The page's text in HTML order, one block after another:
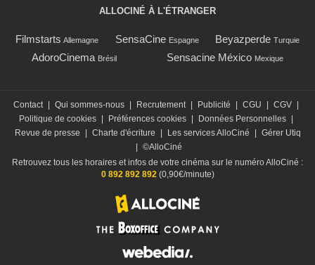
ALLOCINÉ À L'ÉTRANGER
Filmstarts Allemagne SensaCine Espagne Beyazperde Turquie
AdoroCinema Brésil Sensacine México Mexique
Contact Qui sommes-nous Recrutement Publicité CGU CGV
Politique de cookies
Préférences cookies Données Personnelles
Revue de presse
Charte d'écriture Les services AlloCiné
Gérer Utiq
©AlloCiné
Retrouvez tous les horaires et infos de votre cinéma sur le numéro AlloCiné :
0 892 892 892(0,90€/minute)